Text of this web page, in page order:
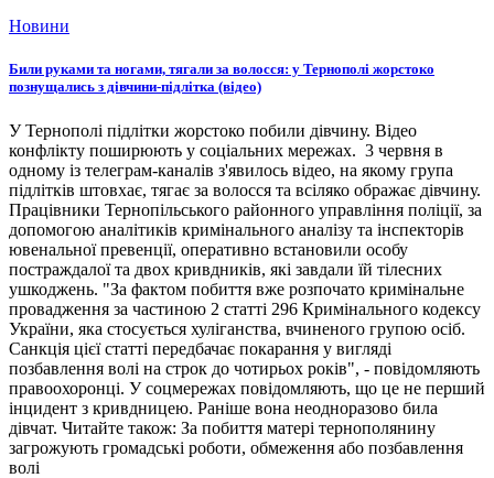
Новини
Били руками та ногами, тягали за волосся: у Тернополі жорстоко
познущались з дівчини-підлітка (відео)
У Тернополі підлітки жорстоко побили дівчину. Відео
конфлікту поширюють у соціальних мережах. 3 червня в
одному із телеграм-каналів з'явилось відео, на якому група
підлітків штовхає, тягає за волосся та всіляко ображає дівчину.
Працівники Тернопільського районного управління поліції, за
допомогою аналітиків кримінального аналізу та інспекторів
ювенальної превенції, оперативно встановили особу
постраждалої та двох кривдників, які завдали їй тілесних
ушкоджень. "За фактом побиття вже розпочато кримінальне
провадження за частиною 2 статті 296 Кримінального кодексу
України, яка стосується хуліганства, вчиненого групою осіб.
Санкція цієї статті передбачає покарання у вигляді
позбавлення волі на строк до чотирьох років", - повідомляють
правоохоронці. У соцмережах повідомляють, що це не перший
інцидент з кривдницею. Раніше вона неодноразово била
дівчат. Читайте також: За побиття матері тернополянину
загрожують громадські роботи, обмеження або позбавлення
волі